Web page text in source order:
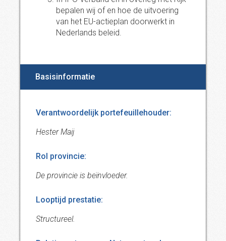
bepalen wij of en hoe de uitvoering
van het EU-actieplan doorwerkt in
Nederlands beleid.
Basisinformatie
Verantwoordelijk portefeuillehouder:
Hester Maij
Rol provincie:
De provincie is beïnvloeder.
Looptijd prestatie:
Structureel.